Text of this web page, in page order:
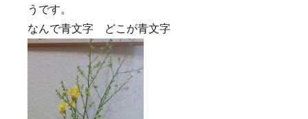
うです。
なんで青文字 どこが青文字